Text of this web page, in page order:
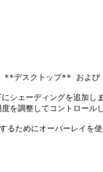
**デスクトップ** およ
シェーディングを追加し
調整してコントロール
ためにオーバーレイを使